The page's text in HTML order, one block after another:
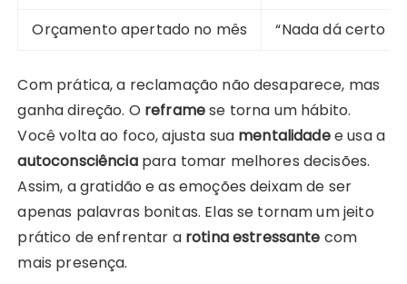
Orçamento apertado no mês
“Nada dá certo
Com prática, a reclamação não desaparece, mas
ganha direção. O reframese torna um hábito.
Você volta ao foco, ajusta sua mentalidadee usa a
autoconsciênciapara tomar melhores decisões.
Assim, a gratidão e as emoções deixam de ser
apenas palavras bonitas. Elas se tornam um jeito
prático de enfrentar a rotina estressante com
mais presença.